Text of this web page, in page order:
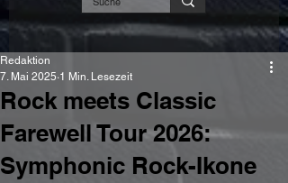
Rock meets Classic
Farewell Tour 2026:
Symphonic Rock-Ikone
Redaktion
7. Mai 2025 1 Min. Lesezeit